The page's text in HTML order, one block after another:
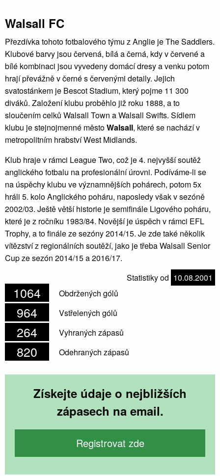
Walsall FC
Přezdívka tohoto fotbalového týmu z Anglie je The Saddlers.
Klubové barvy jsou červená, bílá a černá, kdy v červené a
bílé kombinaci jsou vyvedeny domácí dresy a venku potom
hrají převážně v černé s červenými detaily. Jejich
svatostánkem je Bescot Stadium, který pojme 11 300
diváků. Založení klubu proběhlo již roku 1888, a to
sloučením celků Walsall Town a Walsall Swifts. Sídlem
klubu je stejnojmenné městoWalsall, které se nachází v
metropolitním hrabství West Midlands.
Klub hraje v rámci League Two, což je 4. nejvyšší soutěž
anglického fotbalu na profesionální úrovni. Podíváme-li se
na úspěchy klubu ve významnějších pohárech, potom 5x
hráli 5. kolo Anglického poháru, naposledy však v sezóně
2002/03. Ještě větší historie je semifinále Ligového poháru,
které je z ročníku 1983/84. Novější je úspěch v rámci EFL
Trophy, a to finále ze sezóny 2014/15. Je zde také několik
vítězství z regionálních soutěží, jako je třeba Walsall Senior
Cup ze sezón 2014/15 a 2016/17.
Statistiky od 10.08.2001
1064 Obdržených gólů
964 Vstřelených gólů
264 Vyhraných zápasů
820 Odehraných zápasů
Získejte údaje o nejbližších
zápasech na email.
Registrovat zde